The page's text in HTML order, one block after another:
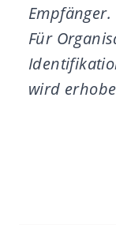
Empfänger.
Für
wird